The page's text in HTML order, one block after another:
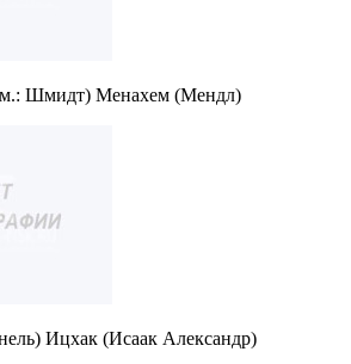
Шмидт) Менахем (Мендл)
Ицхак (Исаак Александр)